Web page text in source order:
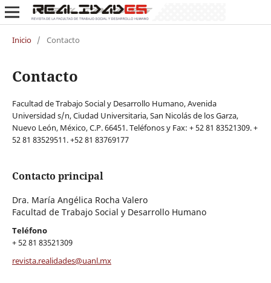
Inicio / Contacto
Contacto
Facultad de Trabajo Social y Desarrollo Humano, Avenida
Universidad s/n, Ciudad Universitaria, San Nicolás de los Garza,
Nuevo León, México, C.P. 66451. Teléfonos y Fax: + 52 81 83521309. +
52 81 83529511. +52 81 83769177
Contacto principal
Dra. María Angélica Rocha Valero
Facultad de Trabajo Social y Desarrollo Humano
Teléfono
+ 52 81 83521309
revista.realidades@uanl.mx